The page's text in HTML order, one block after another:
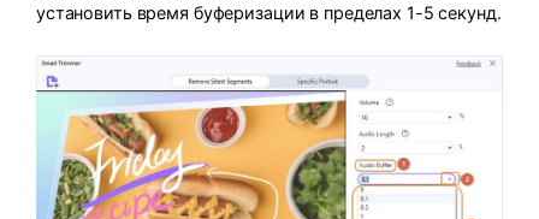
установить время буферизации в пределах 1-5 секунд.